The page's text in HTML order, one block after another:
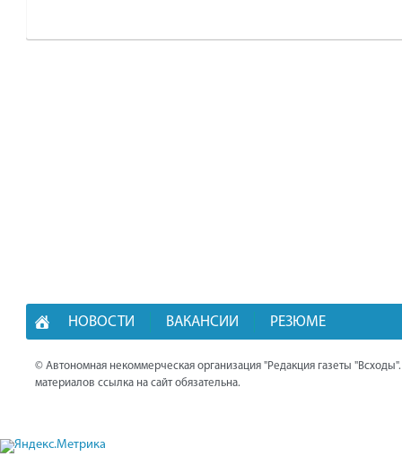
НОВОСТИ ВАКАНСИИ РЕЗЮМЕ
© Автономная некоммерческая организация "Редакция газеты
материалов ссылка на сайт обязательна.